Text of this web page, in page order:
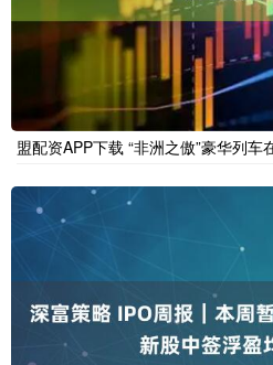
盟配资APP下载 “非洲之傲”豪华列